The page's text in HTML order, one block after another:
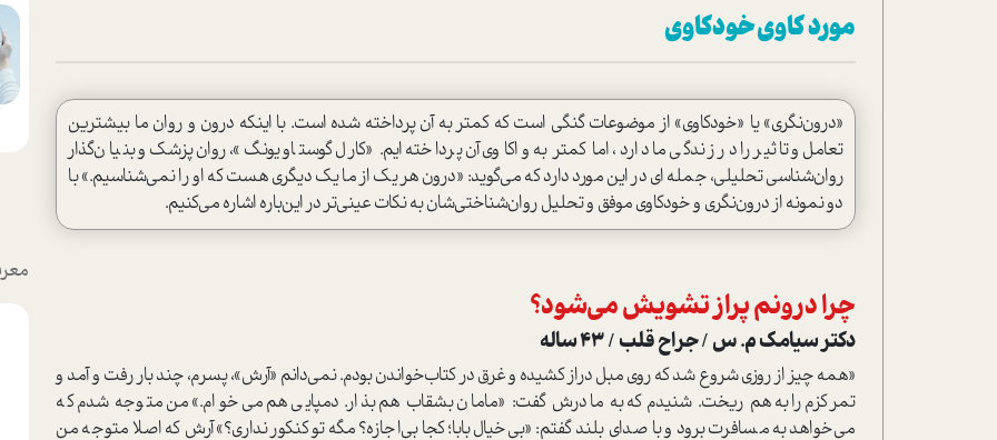
مورد کاوی خودکاوی
«درون‌نگری» یا «خودکاوی» از موضوعات گنگی است که کمتر به آن پرداخته شده است. با اینکه درون و روان ما بیشترین
تعامل و تاثیر را در زندگی ما دارد، اما کمتر به واکاوی آن پرداخته ایم. «کارل گوستاو یونگ»، روان‌پزشک و بنیان‌گذار
روان‌شناسی تحلیلی، جمله ای در این مورد دارد که می‌گوید: «درون هر یک از ما یک دیگری‌ هست که او را نمی‌شناسیم.» با
دو نمونه از درون‌نگری و خودکاوی موفق و تحلیل روان‌شناختی‌شان به نکات عینی‌تر در این‌باره اشاره می‌کنیم.
چرا درونم پراز تشویش می‌شود؟
دکتر سیامک م. س / جراح قلب / 43 ساله
«همه چیز از روزی شروع شد که روی مبل دراز کشیده و غرق در کتاب‌خواندن بودم. نمی‌دانم «آرش»، پسرم، چند بار رفت و آمد و
تمرکزم را به‌هم ریخت. شنیدم که به مادرش گفت: «مامان بشقاب هم بذار. دمپایی هم می‌خوام.» من متوجه شدم که
می‌خواهد به مسافرت برود و با صدای بلند گفتم: «بی‌خیال بابا؛ کجا بی‌اجازه؟ مگه تو کنکور نداری؟» آرش که اصلا متوجه من